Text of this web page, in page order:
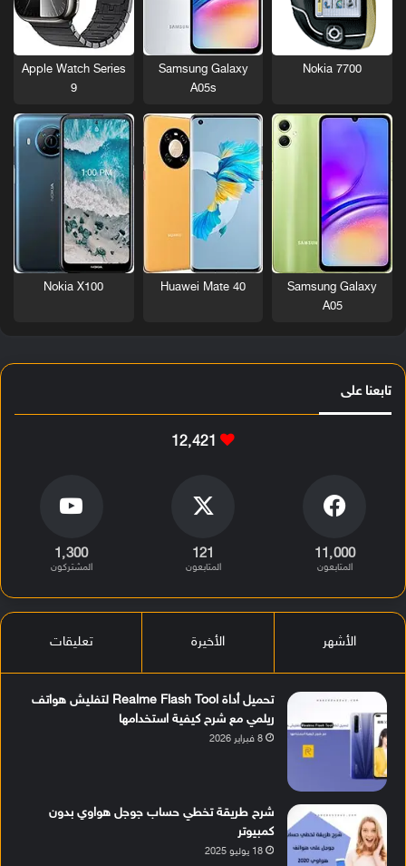
Nokia 7700
Samsung Galaxy
A05s
Apple Watch Series
9
Samsung Galaxy
A05
Huawei Mate 40
Nokia X100
تابعنا على
12٬421
11٬000
المتابعون
121
المتابعون
1٬300
المشتركون
الأشهر الأخيرة تعليقات
تحميل أداة Realme Flash Tool لتفليش هواتف
ريلمي مع شرح كيفية استخدامها
8 فبراير 2026
شرح طريقة تخطي حساب جوجل هواوي بدون
كمبيوتر
18 يوليو 2025